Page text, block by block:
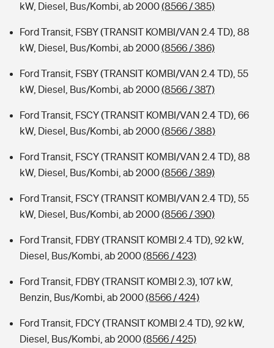
kW, Diesel, Bus/Kombi, ab 2000(8566 / 385)
Ford Transit, FSBY (TRANSIT KOMBI/VAN 2.4 TD), 88
kW, Diesel, Bus/Kombi, ab 2000(8566 / 386)
Ford Transit, FSBY (TRANSIT KOMBI/VAN 2.4 TD), 55
kW, Diesel, Bus/Kombi, ab 2000(8566 / 387)
Ford Transit, FSCY (TRANSIT KOMBI/VAN 2.4 TD), 66
kW, Diesel, Bus/Kombi, ab 2000(8566 / 388)
Ford Transit, FSCY (TRANSIT KOMBI/VAN 2.4 TD), 88
kW, Diesel, Bus/Kombi, ab 2000(8566 / 389)
Ford Transit, FSCY (TRANSIT KOMBI/VAN 2.4 TD), 55
kW, Diesel, Bus/Kombi, ab 2000(8566 / 390)
Ford Transit, FDBY (TRANSIT KOMBI 2.4 TD), 92 kW,
Diesel, Bus/Kombi, ab 2000(8566 / 423)
Ford Transit, FDBY (TRANSIT KOMBI 2.3), 107 kW,
Benzin, Bus/Kombi, ab 2000(8566 / 424)
Ford Transit, FDCY (TRANSIT KOMBI 2.4 TD), 92 kW,
Diesel, Bus/Kombi, ab 2000(8566 / 425)